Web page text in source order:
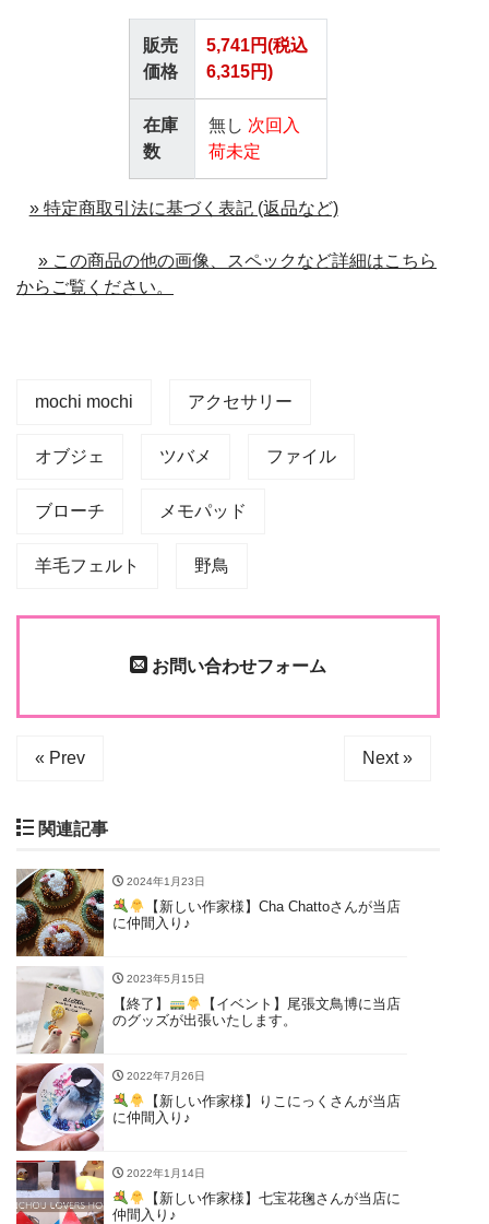
販売
価格
5,741円(税込
6,315円)
在庫
数
無し 次回入
荷未定
» 特定商取引法に基づく表記 (返品など)
» この商品の他の画像、スペックなど詳細はこちら
からご覧ください。
mochi mochi アクセサリー
オブジェ ツバメ ファイル
ブローチ メモパッド
羊毛フェルト 野鳥
お問い合わせフォーム
« Prev Next »
関連記事
2024年1月23日
【新しい作家様】Cha Chattoさんが当店
に仲間入り♪
2023年5月15日
【終了】
【イベント】尾張文鳥博に当店
のグッズが出張いたします。
2022年7月26日
【新しい作家様】りこにっくさんが当店
に仲間入り♪
2022年1月14日
【新しい作家様】七宝花毱さんが当店に
仲間入り♪